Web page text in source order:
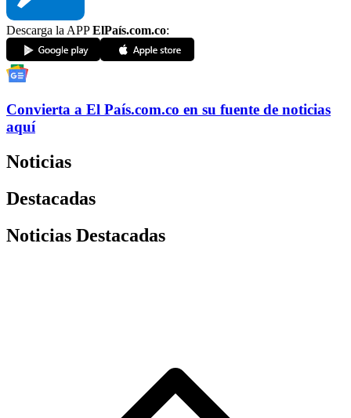
Descarga la APPElPaís.com.co:
Convierta a El País.com.co en su fuente de noticias
aquí
Noticias
Destacadas
Noticias Destacadas